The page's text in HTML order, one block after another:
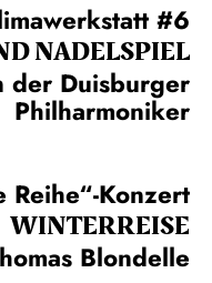
#6
NADEL­SPIEL
der Duisburger
Philharmoniker
Konzert
WINTER­REISE
Blondelle